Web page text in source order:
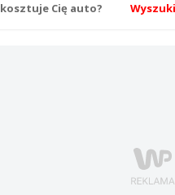
kosztuje Cię auto?